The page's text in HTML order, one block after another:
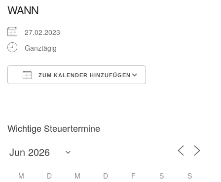
WANN
27.02.2023
Ganztägig
ZUM KALENDER HINZUFÜGEN
Wichtige Steuertermine
M D M D F S S